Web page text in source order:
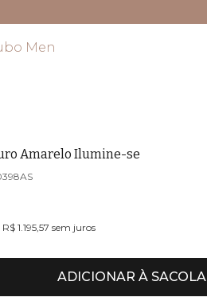
Men
Amarelo Ilumine-se
R$ 1.195,57 sem juros
ADICIONAR À SACOLA